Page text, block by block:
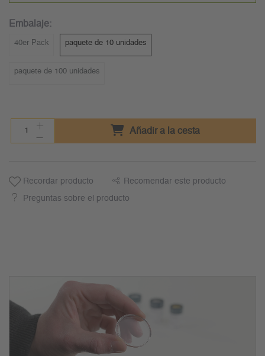
Embalaje:
40er Pack paquete de 10 unidades
paquete de 100 unidades
Añadir a la cesta
Recordar producto Recomendar este producto
Preguntas sobre el producto